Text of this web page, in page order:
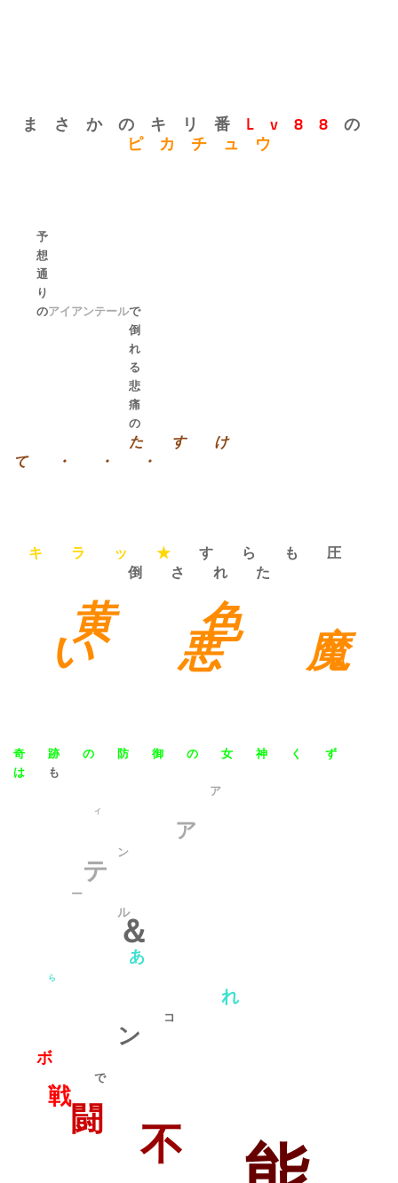
ま さ か の キ リ 番 L v 8 8 の
ピ カ チ ュ ウ
予
想
通
り
のアイアンテールで
倒
れ
る
悲
痛
の
た す け
て ・ ・ ・
キ ラ ッ ★ す ら も 圧
倒 さ れ た
黄 色
い 悪 魔
奇 跡 の 防 御 の 女 神 く ず
は も
ア
イ
ア
ン
テ
ー
ル＆
あ
ら
れ
コ
ン
ボ
で
戦
闘
不